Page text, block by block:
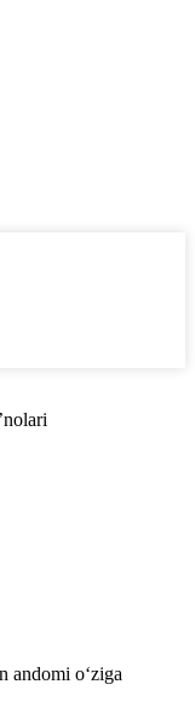
andomi oʻziga